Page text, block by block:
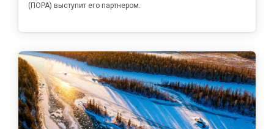
(ПОРА) выступит его партнером.